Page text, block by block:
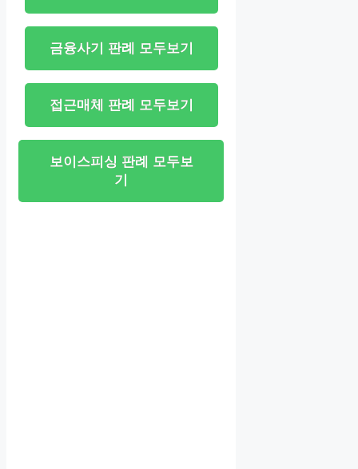
금융사기 판례 모두보기
접근매체 판례 모두보기
보이스피싱 판례 모두보
기